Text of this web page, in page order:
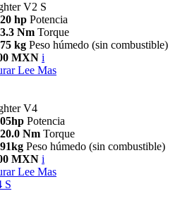
V2 S
hp Potencia
Nm Torque
kg Peso húmedo (sin combustible)
MXN i
Lee Mas
V4
Potencia
Nm Torque
Peso húmedo (sin combustible)
MXN i
Lee Mas
S